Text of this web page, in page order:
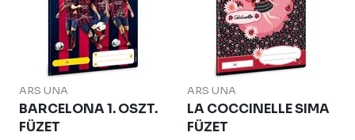
ARS UNA
BARCELONA 1. OSZT.
FÜZET
ARS UNA
LA COCCINELLE SIMA
FÜZET